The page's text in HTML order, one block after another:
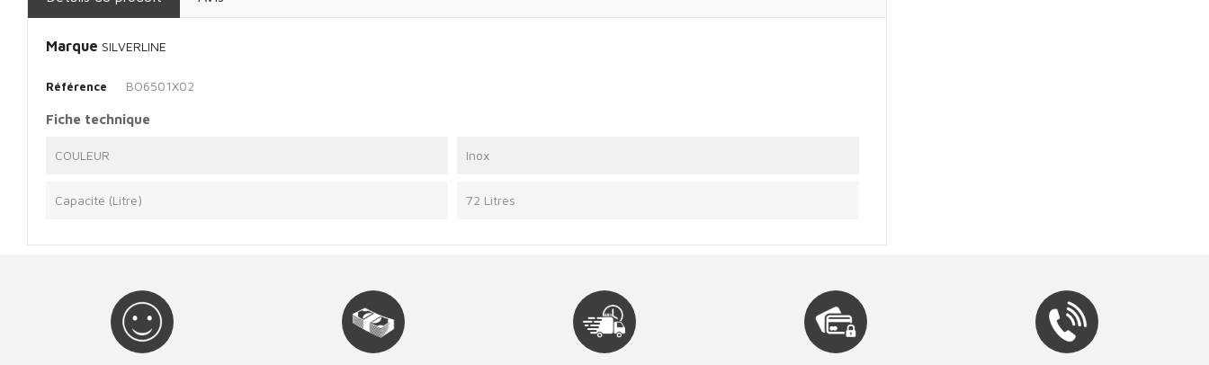
Marque SILVERLINE
Référence BO6501X02
Fiche technique
COULEUR Inox
Capacité (Litre) 72 Litres